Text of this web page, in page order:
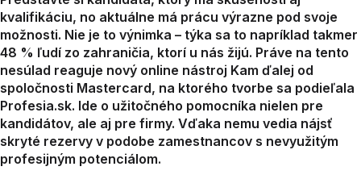
kvalifikáciu, no aktuálne má prácu výrazne pod svoje
možnosti. Nie je to výnimka – týka sa to napríklad takmer
48 % ľudí zo zahraničia, ktorí u nás žijú. Práve na tento
nesúlad reaguje nový online nástroj Kam ďalej od
spoločnosti Mastercard, na ktorého tvorbe sa podieľala
Profesia.sk. Ide o užitočného pomocníka nielen pre
kandidátov, ale aj pre firmy. Vďaka nemu vedia nájsť
skryté rezervy v podobe zamestnancov s nevyužitým
profesijným potenciálom.